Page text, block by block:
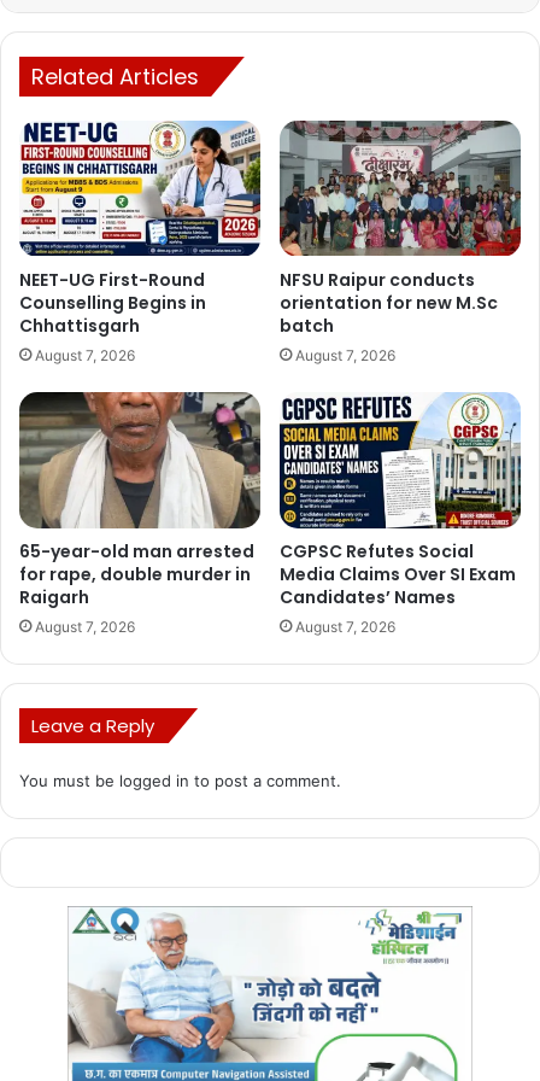
Related Articles
NEET-UG First-Round
Counselling Begins in
Chhattisgarh
August 7, 2026
NFSU Raipur conducts
orientation for new M.Sc
batch
August 7, 2026
65-year-old man arrested
for rape, double murder in
Raigarh
August 7, 2026
CGPSC Refutes Social
Media Claims Over SI Exam
Candidates’ Names
August 7, 2026
Leave a Reply
You must be logged in to post a comment.